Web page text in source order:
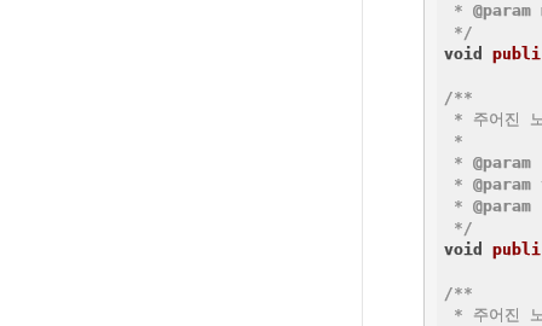
* @param
*/
void
/**
* 주어진
*
* @param
* @param
* @param
*/
void
/**
* 주어진